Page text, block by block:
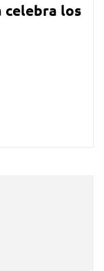
celebra los